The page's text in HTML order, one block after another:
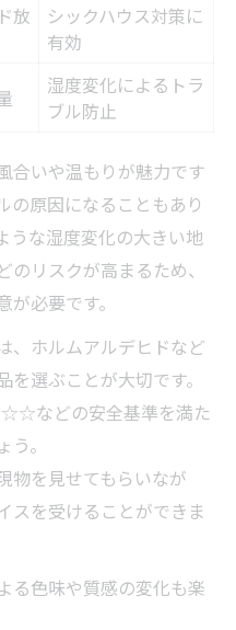
放
シックハウス対策に
有効
湿度変化によるトラ
ブル防止
合いや温もりが魅力です
の原因になることもあり
うな湿度変化の大きい地
リスクが高まるため、
必要です。
、ホルムアルデヒドなど
選ぶことが大切です。
などの安全基準を満た
。
物を見せてもらいなが
スを受けることができま
る色味や質感の変化も楽